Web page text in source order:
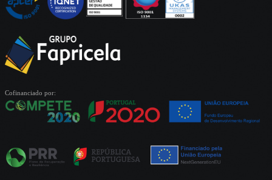
Cofinanciado por: